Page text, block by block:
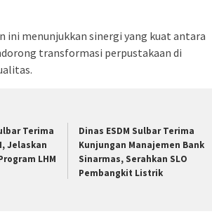
ini menunjukkan sinergi yang kuat antara
transformasi perpustakaan di
Terima
Jelaskan
LHM
Dinas ESDM Sulbar Terima
Kunjungan Manajemen Bank
Sinarmas, Serahkan SLO
Pembangkit Listrik